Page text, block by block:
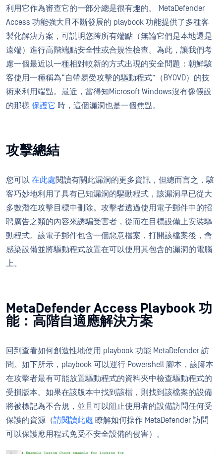
利用它作為審查它的一部分總是很有趣的。 MetaDefender
Access 功能強大且不斷發展的 playbook 功能提供了多種客
製化解決方案，可説明您跨所有端點（無論它們是本地還是
遠端）進行高階端點安全性或合規性檢查。為此，讓我們考
慮一個最近以一種相對較新的方式出現的安全問題：朝鮮駭
客使用一種稱為“自帶易受攻擊的驅動程式”（BYOVD）的技
術來利用端點。最近，當得知Microsoft Windows沒有像假設
的那樣 保護它 時，這個漏洞也是一個焦點。
攻擊總結
您可以 在此處閱讀有關此漏洞的更多資訊，但總而言之，駭
客巧妙地利用了具有已知漏洞的驅動程式，該漏洞早已從大
多數潛在攻擊目標中刪除。攻擊者透過使用電子郵件中的招
聘廣告之類的內容來誘騙受害者，從而在目標設備上安裝驅
動程式。該電子郵件包含一個惡意檔案，打開該檔案後，會
感染設備並將驅動程式放置在可以使用其包含的漏洞的電腦
上。
MetaDefender Access Playbook 功
能：高階自適應解決方案
回到查看如何創造性地使用 playbook 功能 MetaDefender 訪
問。如下所示，playbook 可以運行 Powershell 腳本，該腳本
在攻擊者最有可能放置驅動程式的資料夾中檢查驅動程式的
受損版本。如果在該版本中找到該檔，則找到該檔案的設備
將被標記為不合規，並且可以阻止使用者的設備訪問任何受
保護的資源（請閱讀此處 瞭解如何操作 MetaDefender 訪問
可以保護應用程式免受不安全設備的侵害）。